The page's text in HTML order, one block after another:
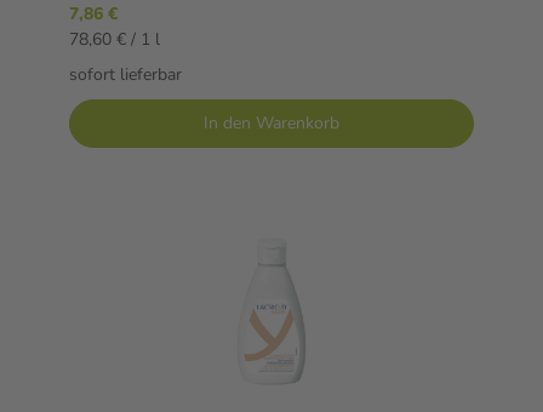
7,86 €
78,60 € / 1 l
sofort lieferbar
In den Warenkorb